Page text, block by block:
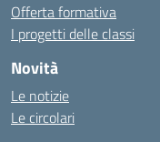
Offerta formativa
I progetti delle classi
Novità
Le notizie
Le circolari